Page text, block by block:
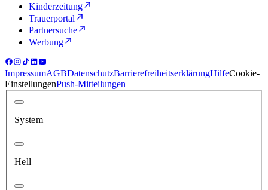
Kinderzeitung
Trauerportal
Partnersuche
Werbung
ImpressumAGBDatenschutzBarrierefreiheitserklärungHilfeCookie-
EinstellungenPush-Mitteilungen
System
Hell